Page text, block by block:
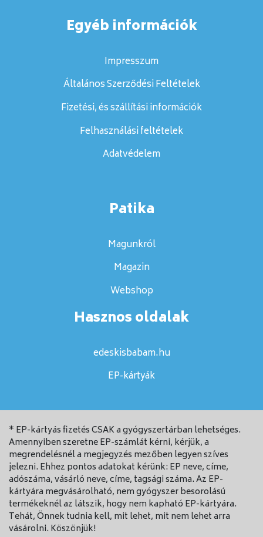
Egyéb információk
Impresszum
Általános Szerződési Feltételek
Fizetési, és szállítási információk
Felhasználási feltételek
Adatvédelem
Patika
Magunkról
Magazin
Webshop
Hasznos oldalak
edeskisbabam.hu
EP-kártyák
* EP-kártyás fizetés CSAK a gyógyszertárban lehetséges.
Amennyiben szeretne EP-számlát kérni, kérjük, a
megrendelésnél a megjegyzés mezőben legyen szíves
jelezni. Ehhez pontos adatokat kérünk: EP neve, címe,
adószáma, vásárló neve, címe, tagsági száma. Az EP-
kártyára megvásárolható, nem gyógyszer besorolású
termékeknél az látszik, hogy nem kapható EP-kártyára.
Tehát, Önnek tudnia kell, mit lehet, mit nem lehet arra
vásárolni. Köszönjük!